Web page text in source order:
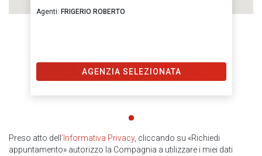
Agenti: FRIGERIO ROBERTO
AGENZIA SELEZIONATA
Preso atto dell ’Informativa Privacy, cliccando su «Richiedi
appuntamento» autorizzo la Compagnia a utilizzare i miei dati